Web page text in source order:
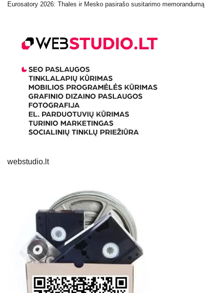
Eurosatory 2026: Thales ir Mesko pasirašo susitarimo memorandumą
webstudio.lt